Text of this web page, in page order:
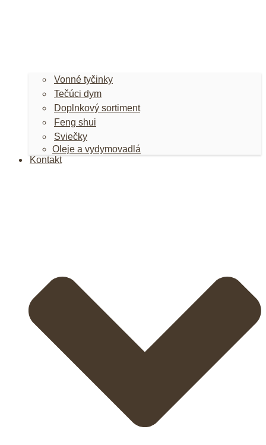
Vonné tyčinky
Tečúci dym
Doplnkový sortiment
Feng shui
Sviečky
Oleje a vydymovadlá
Kontakt